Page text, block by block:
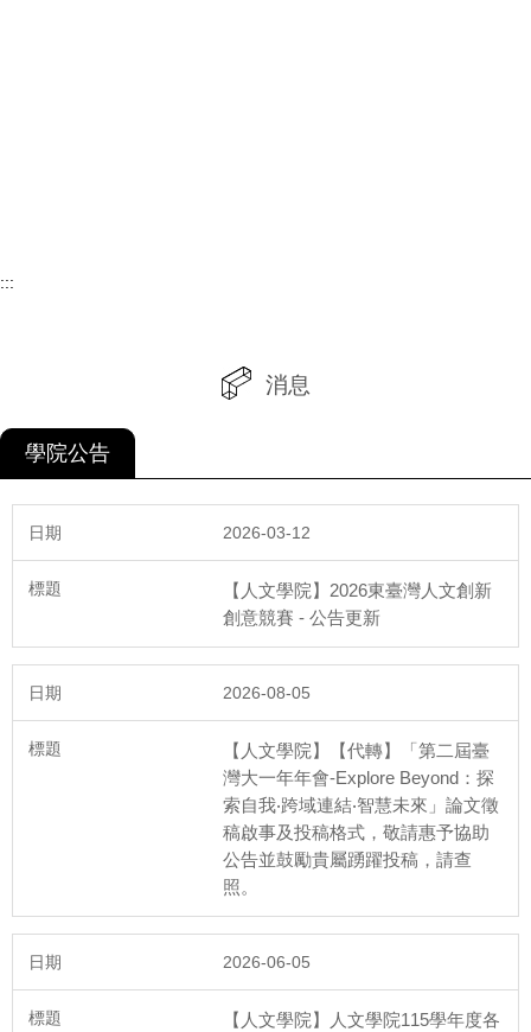
:::
消息
學院公告
2026-03-12
【人文學院】2026東臺灣人文創新
創意競賽 - 公告更新
2026-08-05
【人文學院】【代轉】「第二屆臺
灣大一年年會-Explore Beyond：探
索自我‧跨域連結‧智慧未來」論文徵
稿啟事及投稿格式，敬請惠予協助
公告並鼓勵貴屬踴躍投稿，請查
照。
2026-06-05
【人文學院】人文學院115學年度各